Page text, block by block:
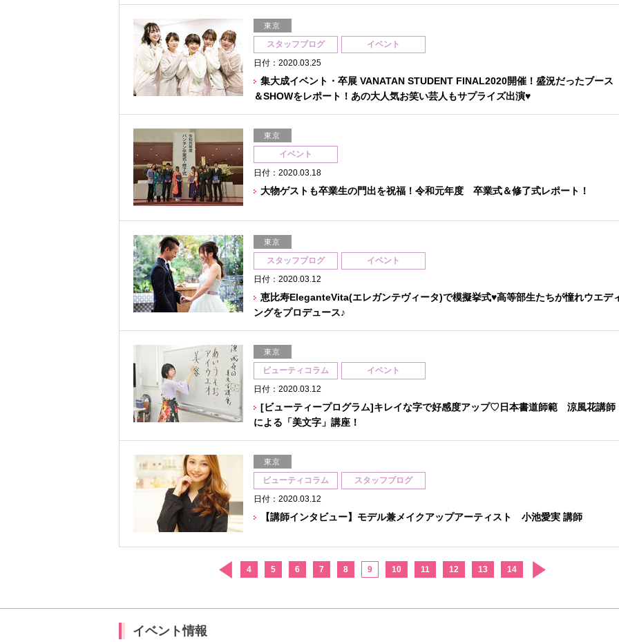
東京
スタッフブログ
イベント
日付：2020.03.25
集大成イベント・卒展 VANATAN STUDENT FINAL2020開催！盛況だったブース
＆SHOWをレポート！あの大人気お笑い芸人もサプライズ出演♥
東京
イベント
日付：2020.03.18
大物ゲストも卒業生の門出を祝福！令和元年度 卒業式＆修了式レポート！
東京
スタッフブログ
イベント
日付：2020.03.12
恵比寿EleganteVita(エレガンテヴィータ)で模擬挙式♥高等部生たちが憧れウエデ
ングをプロデュース♪
東京
ビューティコラム
イベント
日付：2020.03.12
[ビューティープログラム]キレイな字で好感度アップ♡日本書道師範 涼風花講師
による「美文字」講座！
東京
ビューティコラム
スタッフブログ
日付：2020.03.12
【講師インタビュー】モデル兼メイクアップアーティスト 小池愛実 講師
4 5 6 7 8 9 10 11 12 13 14
イベント情報